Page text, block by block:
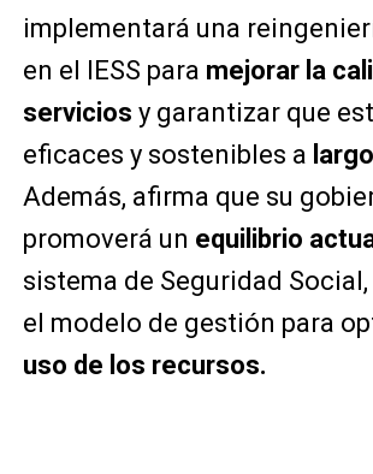
implementará una
en el IESS para mejorar la
servicios y garantizar que
eficaces y sostenibles a
Además, afirma que su
promoverá un equilibrio
sistema de Seguridad
el modelo de gestión para
uso de los recursos.